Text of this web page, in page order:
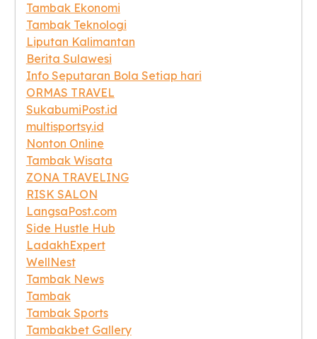
Tambak Ekonomi
Tambak Teknologi
Liputan Kalimantan
Berita Sulawesi
Info Seputaran Bola Setiap hari
ORMAS TRAVEL
SukabumiPost.id
multisportsy.id
Nonton Online
Tambak Wisata
ZONA TRAVELING
RISK SALON
LangsaPost.com
Side Hustle Hub
LadakhExpert
WellNest
Tambak News
Tambak
Tambak Sports
Tambakbet Gallery